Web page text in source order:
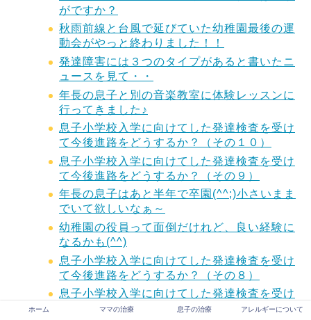
がですか？
秋雨前線と台風で延びていた幼稚園最後の運
動会がやっと終わりました！！
発達障害には３つのタイプがあると書いたニ
ュースを見て・・
年長の息子と別の音楽教室に体験レッスンに
行ってきました♪
息子小学校入学に向けてした発達検査を受け
て今後進路をどうするか？（その１０）
息子小学校入学に向けてした発達検査を受け
て今後進路をどうするか？（その９）
年長の息子はあと半年で卒園(^^;)小さいまま
でいて欲しいなぁ～
幼稚園の役員って面倒だけれど、良い経験に
なるかも(^^)
息子小学校入学に向けてした発達検査を受け
て今後進路をどうするか？（その８）
息子小学校入学に向けてした発達検査を受け
て今後進路をどうするか？（その７）
ホーム ママの治療 息子の治療 アレルギーについて